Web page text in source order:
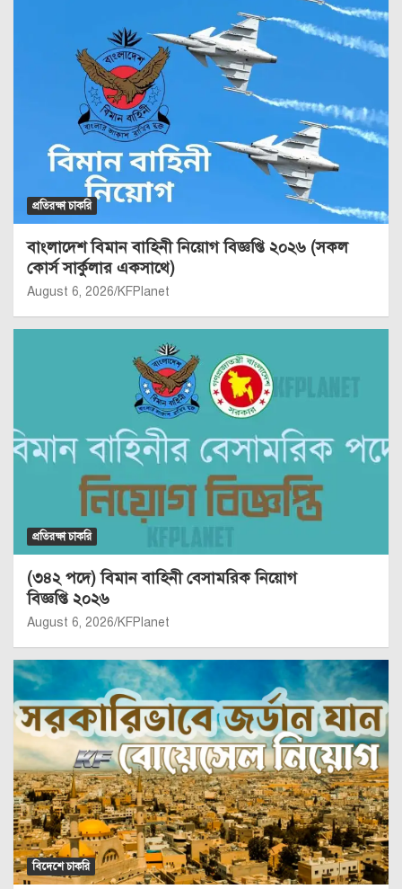
প্রতিরক্ষা চাকরি
বাংলাদেশ বিমান বাহিনী নিয়োগ বিজ্ঞপ্তি ২০২৬ (সকল
কোর্স সার্কুলার একসাথে)
August 6, 2026 KFPlanet
প্রতিরক্ষা চাকরি
(৩৪২ পদে) বিমান বাহিনী বেসামরিক নিয়োগ
বিজ্ঞপ্তি ২০২৬
August 6, 2026 KFPlanet
বিদেশে চাকরি